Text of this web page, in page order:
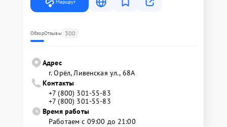
Маршрут
ОбзорОтзывы 300
Адрес
г. Орёл, Ливенская ул., 68А
Контакты
+7 (800) 301-55-83
+7 (800) 301-55-83
Время работы
Работаем с 09:00 до 21:00